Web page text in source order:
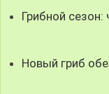
Грибной сезон:
Новый гриб